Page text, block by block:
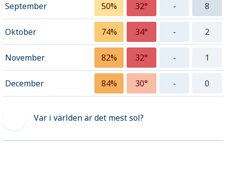
September 50% 32° - 8
Oktober 74% 34° - 2
November 82% 32° - 1
December 84% 30° - 0
Var i världen är det mest sol?